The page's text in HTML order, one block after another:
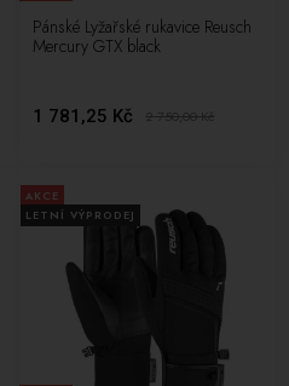
Pánské Lyžařské rukavice Reusch
Mercury GTX black
1 781,25 Kč 2 750,00Kč
AKCE
LETNÍ VÝPRODEJ